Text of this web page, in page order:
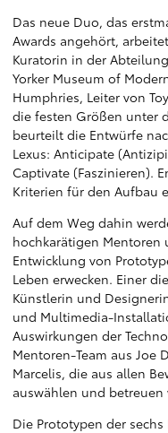
Das neue Duo, das
Awards angehört,
Kuratorin in der
Yorker Museum of
Humphries, Leiter von
die festen Größen unter
beurteilt die Entwürfe
Lexus: Anticipate
Captivate (Faszinieren).
Kriterien für den Aufbau
Auf dem Weg dahin
hochkarätigen Mentoren
Entwicklung von
Leben erwecken. Einer
Künstlerin und
und Multimedia-
Auswirkungen der
Mentoren-Team aus Joe
Marcelis, die aus allen
auswählen und betreuen
Die Prototypen der